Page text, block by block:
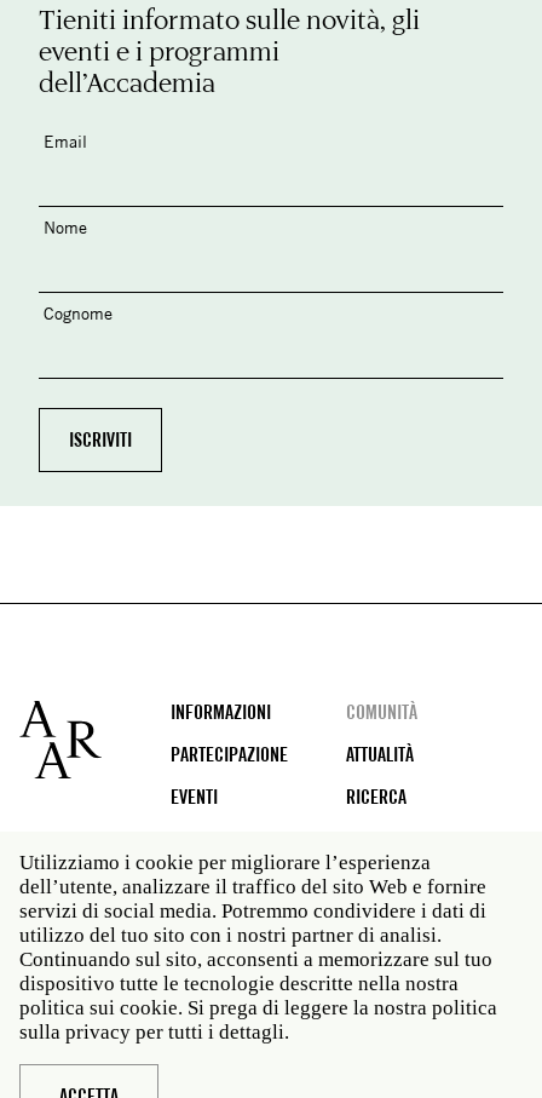
Tieniti informato sulle novità, gli
eventi e i programmi
dell’Accademia
Email
Nome
Cognome
Footer
INFORMAZIONI
COMUNITÀ
PARTECIPAZIONE
ATTUALITÀ
EVENTI
RICERCA
Social
media
Roma: Via Angelo Masina 5 00153 Roma ITALIA · t 39
06 58461 · f 39 06 5810788
New York: 535 West 22nd Street Third Floor New York
NY 10011 · t 212 751 7200 · f 212 751 7220
Legal
Politica sulla privacy
Utilizziamo i cookie per migliorare l’esperienza
dell’utente, analizzare il traffico del sito Web e fornire
servizi di social media. Potremmo condividere i dati di
utilizzo del tuo sito con i nostri partner di analisi.
Continuando sul sito, acconsenti a memorizzare sul tuo
dispositivo tutte le tecnologie descritte nella nostra
politica sui cookie. Si prega di leggere la nostra politica
sulla privacy per tutti i dettagli.